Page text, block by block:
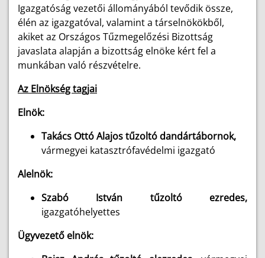
Igazgatóság vezetői állományából tevődik össze,
élén az igazgatóval, valamint a társelnökökből,
akiket az Országos Tűzmegelőzési Bizottság
javaslata alapján a bizottság elnöke kért fel a
munkában való részvételre.
Az Elnökség tagjai
Elnök:
Takács Ottó Alajos tűzoltó dandártábornok,
vármegyei katasztrófavédelmi igazgató
Alelnök:
Szabó István tűzoltó ezredes,
igazgatóhelyettes
Ügyvezető elnök: